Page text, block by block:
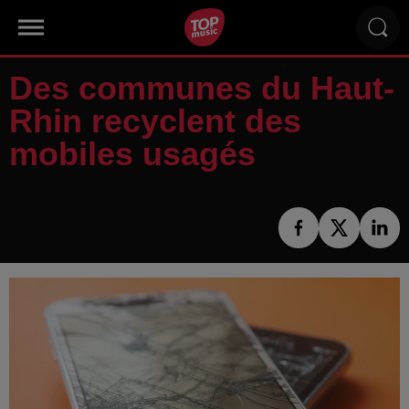
Des communes du Haut-
Rhin recyclent des
mobiles usagés